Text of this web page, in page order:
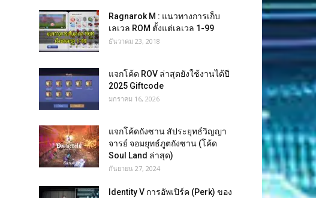
Ragnarok M : แนวทางการเก็บ
เลเวล ROM ตั้งแต่เลเวล 1-99
ธันวาคม 23, 2018
แจกโค้ด ROV ล่าสุดยังใช้งานได้ปี
2025 Giftcode
มกราคม 16, 2026
แจกโค้ดถังซาน สัประยุทธ์วิญญา
จารย์ จอมยุทธ์ภูตถังซาน (โค้ด
Soul Land ล่าสุด)
กันยายน 27, 2024
Identity V การอัพเปิร์ค (Perk) ของ